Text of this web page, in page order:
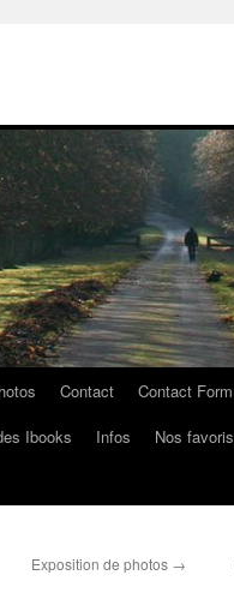
Contact Contact Form
Ibooks Infos Nos favoris
Exposition de photos →